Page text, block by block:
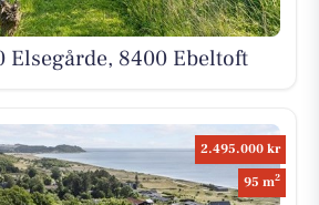
Elsegårde, 8400 Ebeltoft
2.495.000 kr
95 m2